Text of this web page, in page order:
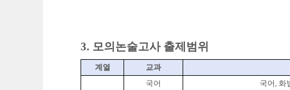
3. 모의논술고사 출제범위
계열 교과
국어 국어 , 화